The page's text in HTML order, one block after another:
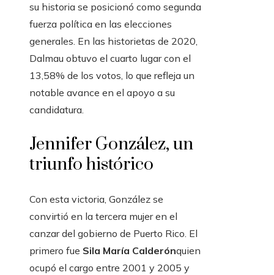
su historia se posicionó como segunda
fuerza política en las elecciones
generales. En las historietas de 2020,
Dalmau obtuvo el cuarto lugar con el
13,58% de los votos, lo que refleja un
notable avance en el apoyo a su
candidatura.
Jennifer González, un
triunfo histórico
Con esta victoria, González se
convirtió en la tercera mujer en el
canzar del gobierno de Puerto Rico. El
primero fue Sila María Calderónquien
ocupó el cargo entre 2001 y 2005 y